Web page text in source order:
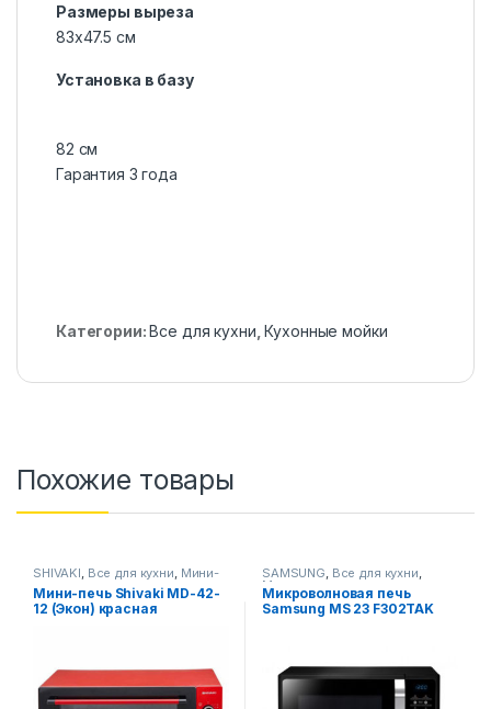
Размеры выреза
83х47.5 см
Установка в базу
82 см
Гарантия 3 года
Категории:Все для кухни ,Кухонные мойки
Похожие товары
SHIVAKI, Все для кухни, Мини-
печи
Мини-печь Shivaki MD-42-
12 (Экон) красная
SAMSUNG, Все для кухни,
Микроволновые печи
Микроволновая печь
Samsung MS 23 F302TAK